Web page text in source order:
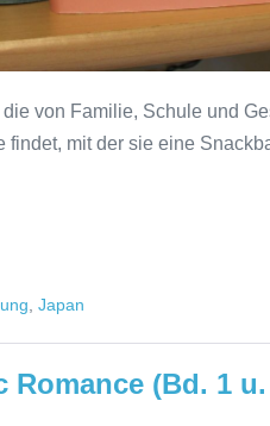
von Familie, Schule und
findet, mit der sie eine
Japan
Romance (Bd. 1